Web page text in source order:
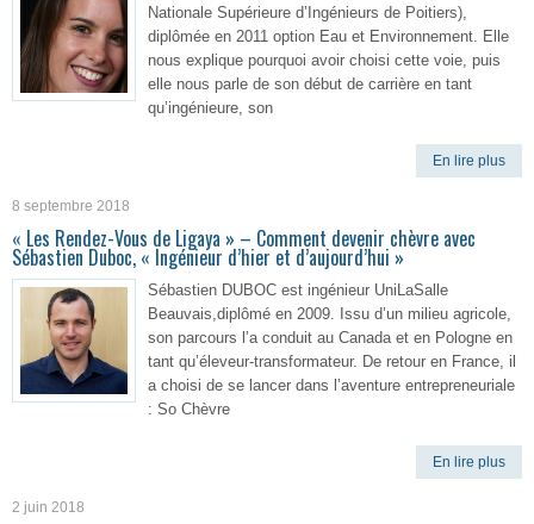
Nationale Supérieure d’Ingénieurs de Poitiers),
diplômée en 2011 option Eau et Environnement. Elle
nous explique pourquoi avoir choisi cette voie, puis
elle nous parle de son début de carrière en tant
qu’ingénieure, son
En lire plus
8 septembre 2018
« Les Rendez-Vous de Ligaya » – Comment devenir chèvre avec
Sébastien Duboc, « Ingénieur d’hier et d’aujourd’hui »
Sébastien DUBOC est ingénieur UniLaSalle
Beauvais,diplômé en 2009. Issu d’un milieu agricole,
son parcours l’a conduit au Canada et en Pologne en
tant qu’éleveur-transformateur. De retour en France, il
a choisi de se lancer dans l’aventure entrepreneuriale
: So Chèvre
En lire plus
2 juin 2018